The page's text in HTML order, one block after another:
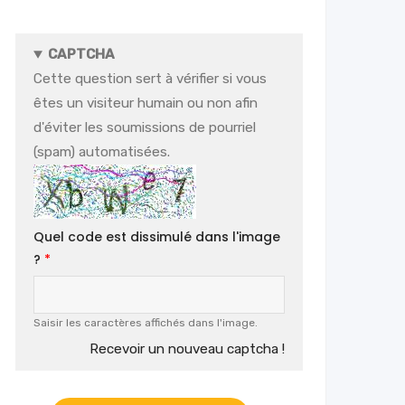
CAPTCHA
Cette question sert à vérifier si vous
êtes un visiteur humain ou non afin
d'éviter les soumissions de pourriel
(spam) automatisées.
Quel code est dissimulé dans l'image
?
Saisir les caractères affichés dans l'image.
Recevoir un nouveau captcha !